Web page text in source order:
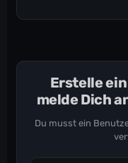
Erstelle
melde Dich
Du musst ein